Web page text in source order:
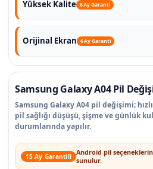
Yüksek Kalite 6 Ay Garanti
Orijinal Ekran 6 Ay Garanti
Samsung Galaxy A04 Pil
Samsung Galaxy A04 pil değişimi;
pil sağlığı düşüşü, şişme ve günlük
durumlarında yapılır.
15 Ay Garantili Android pil
sunulur.